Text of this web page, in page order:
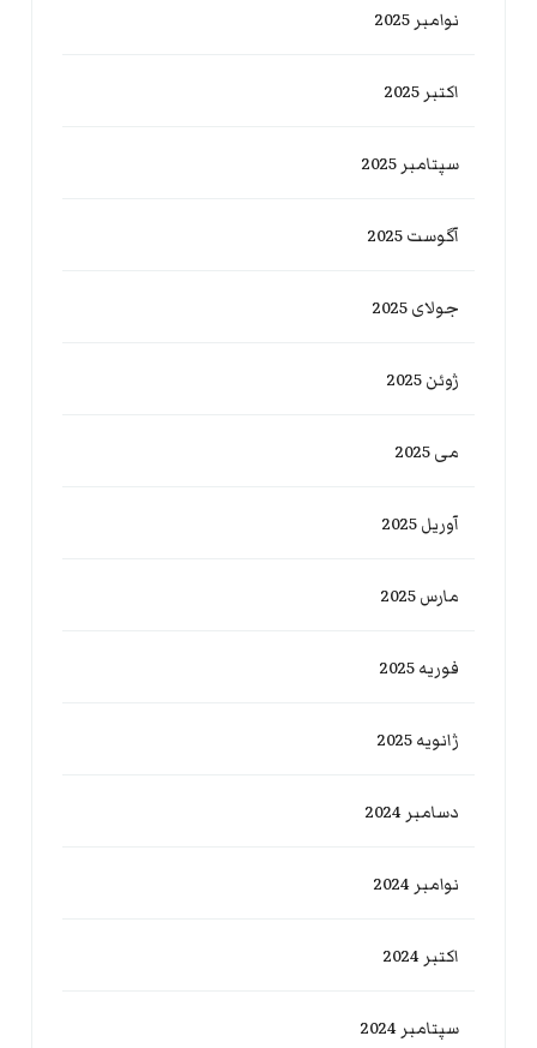
نوامبر 2025
اکتبر 2025
سپتامبر 2025
آگوست 2025
جولای 2025
ژوئن 2025
می 2025
آوریل 2025
مارس 2025
فوریه 2025
ژانویه 2025
دسامبر 2024
نوامبر 2024
اکتبر 2024
سپتامبر 2024